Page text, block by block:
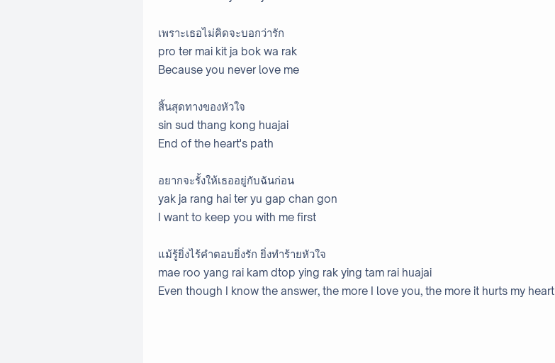
เพราะเธอไม่คิดจะบอกว่ารัก
pro ter mai kit ja bok wa rak
Because you never love me
สิ้นสุดทางของหัวใจ
sin sud thang kong huajai
End of the heart's path
อยากจะรั้งให้เธออยู่กับฉันก่อน
yak ja rang hai ter yu gap chan gon
I want to keep you with me first
แม้รู้ยิ่งไร้คำตอบยิ่งรัก ยิ่งทำร้ายหัวใจ
mae roo yang rai kam dtop ying rak ying tam rai huajai
Even though I know the answer, the more I love you, the more it hurts my heart